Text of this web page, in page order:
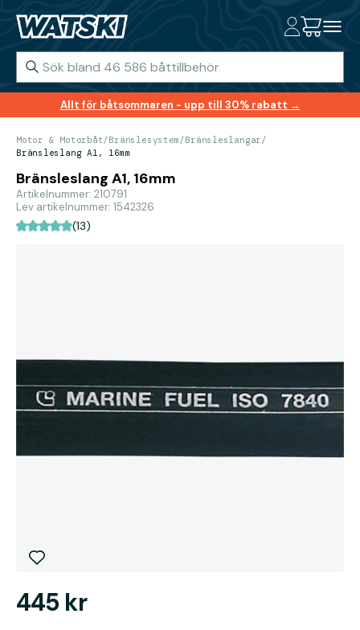
Allt för båtsommaren - upp till 30% rabatt →
Motor & Motorbåt/Bränslesystem/Bränsleslangar/
Bränsleslang A1, 16mm
Bränsleslang A1, 16mm
Artikelnummer: 210791
Lev artikelnummer: 1542326
(13)
445 kr